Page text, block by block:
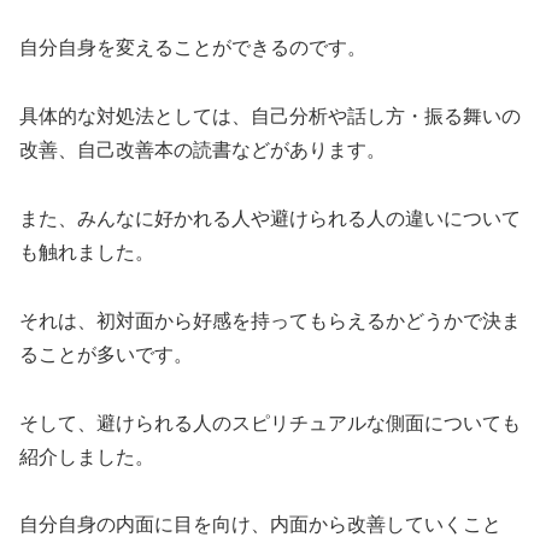
自分自身を変えることができるのです。
具体的な対処法としては、自己分析や話し方・振る舞いの
改善、自己改善本の読書などがあります。
また、みんなに好かれる人や避けられる人の違いについて
も触れました。
それは、初対面から好感を持ってもらえるかどうかで決ま
ることが多いです。
そして、避けられる人のスピリチュアルな側面についても
紹介しました。
自分自身の内面に目を向け、内面から改善していくこと